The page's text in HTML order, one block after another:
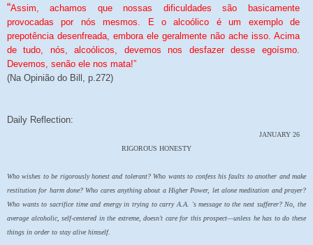
“Assim, achamos que nossas dificuldades são basicamente
provocadas por nós mesmos. E o alcoólico é um exemplo de
prepotência desenfreada, embora ele geralmente não ache isso. Acima
de tudo, nós, alcoólicos, devemos nos desfazer desse egoísmo.
Devemos, senão ele nos mata!”
(Na Opinião do Bill, p.272)
Daily Reflection:
JANUARY 26
RIGOROUS HONESTY
Who wishes to be rigorously honest and tolerant? Who wants to confess his faults to another and make
restitution for harm done? Who cares anything about a Higher Power, let alone meditation and prayer?
Who wants to sacrifice time and energy in trying to carry A.A. 's message to the next sufferer? No, the
average alcoholic, self-centered in the extreme, doesn't care for this prospect—unless he has to do these
things in order to stay alive himself.